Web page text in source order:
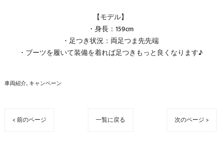
【モデル】
・身長：159cm
・足つき状況：両足つま先先端
・ブーツを履いて装備を着れば足つきもっと良くなります♪
車両紹介 キャンペーン
< 前のページ 一覧に戻る 次のページ >